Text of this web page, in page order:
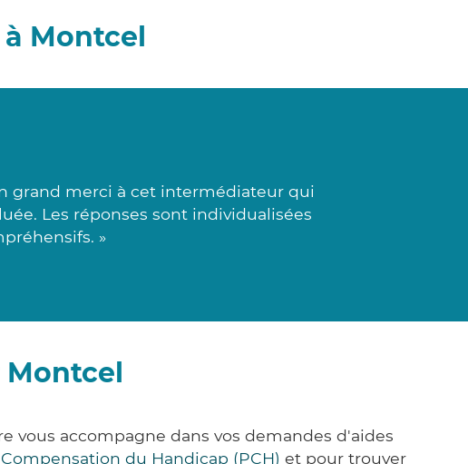
Montcel
grand merci à cet intermédiateur qui
Les réponses sont individualisées
»
vous accompagne dans vos demandes d'aides
du Handicap (PCH) et pour trouver